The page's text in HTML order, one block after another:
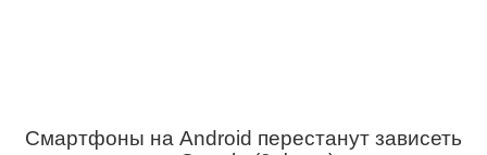
Смартфоны на Android перестанут зависеть